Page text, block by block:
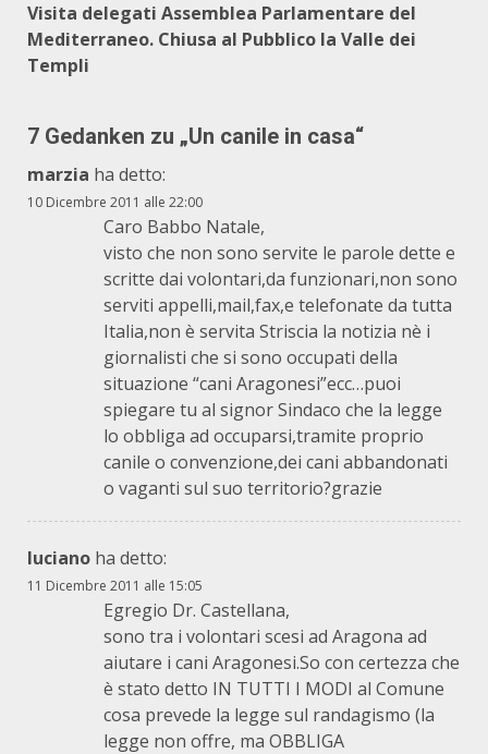
Visita delegati Assemblea Parlamentare del
Mediterraneo. Chiusa al Pubblico la Valle dei
Templi
7 Gedanken zu „Un canile in casa“
marzia ha detto:
10 Dicembre 2011 alle 22:00
Caro Babbo Natale,
visto che non sono servite le parole dette e
scritte dai volontari,da funzionari,non sono
serviti appelli,mail,fax,e telefonate da tutta
Italia,non è servita Striscia la notizia nè i
giornalisti che si sono occupati della
situazione “cani Aragonesi”ecc…puoi
spiegare tu al signor Sindaco che la legge
lo obbliga ad occuparsi,tramite proprio
canile o convenzione,dei cani abbandonati
o vaganti sul suo territorio?grazie
luciano ha detto:
11 Dicembre 2011 alle 15:05
Egregio Dr. Castellana,
sono tra i volontari scesi ad Aragona ad
aiutare i cani Aragonesi.So con certezza che
è stato detto IN TUTTI I MODI al Comune
cosa prevede la legge sul randagismo (la
legge non offre, ma OBBLIGA